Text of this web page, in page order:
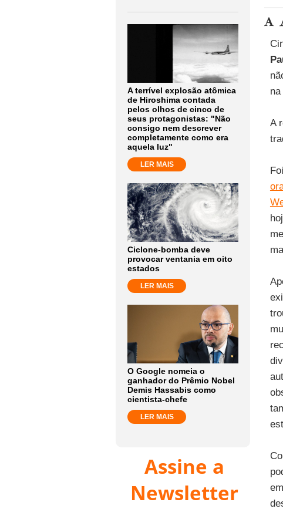
A terrível explosão atômica
de Hiroshima contada
pelos olhos de cinco de
seus protagonistas: "Não
consigo nem descrever
completamente como era
aquela luz"
LER MAIS
Ciclone-bomba deve
provocar ventania em oito
estados
LER MAIS
O Google nomeia o
ganhador do Prêmio Nobel
Demis Hassabis como
cientista-chefe
LER MAIS
Assine a
Newsletter
A